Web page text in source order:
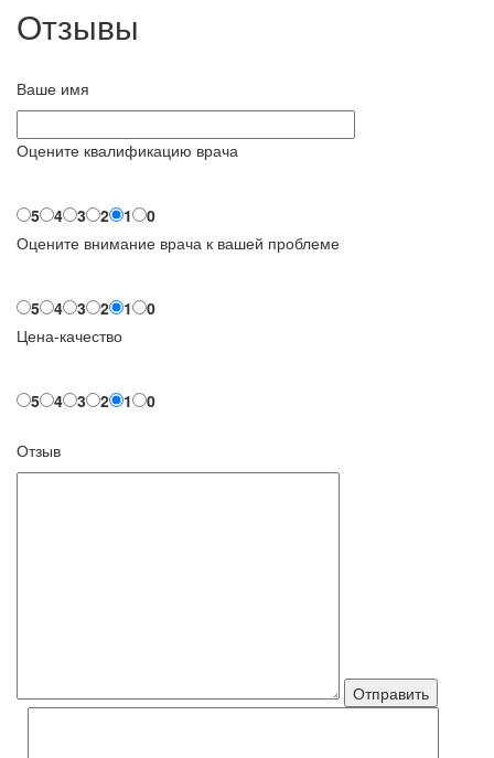
Отзывы
Ваше имя
Оцените квалификацию врача
5 4 3 2 1
0
Оцените внимание врача к вашей проблеме
5 4 3 2 1
0
Цена-качество
5 4 3 2 1 0
Отзыв